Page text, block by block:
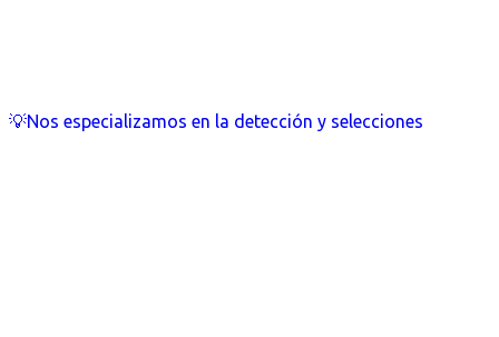
💡Nos especializamos en la detección y selecciones